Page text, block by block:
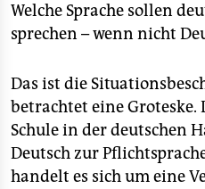
Welche Sprache sollen
sprechen – wenn nicht
Das ist die
betrachtet eine Groteske.
Schule in der deutschen
Deutsch zur
handelt es sich um eine